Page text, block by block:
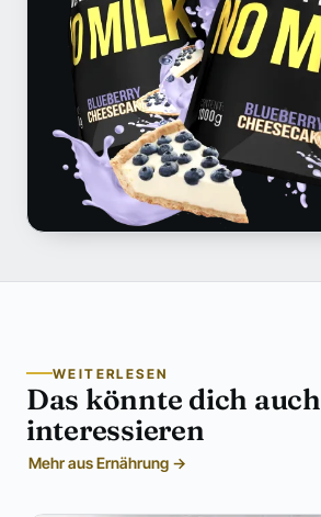
WEITERLESEN
Das könnte dich auch
interessieren
Mehr aus Ernährung →